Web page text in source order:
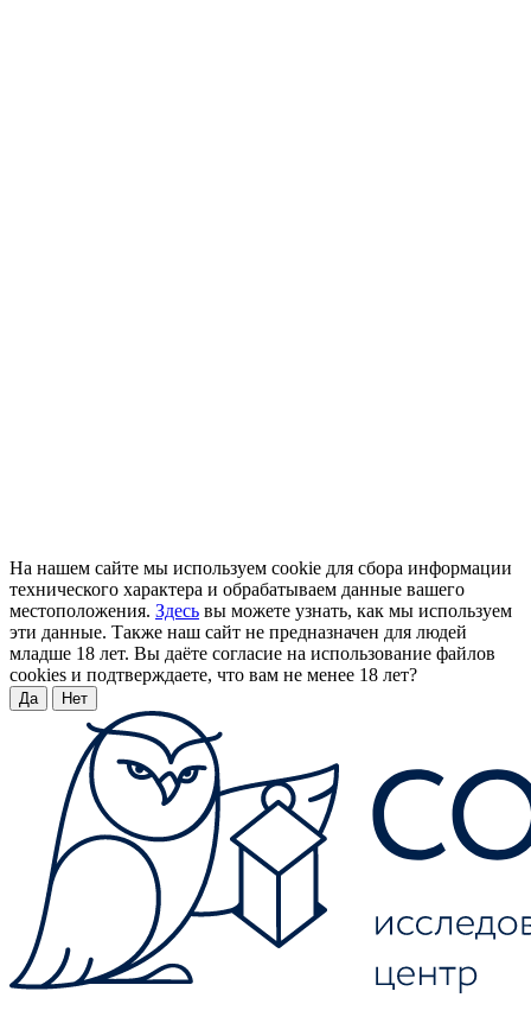
На нашем сайте мы используем cookie для сбора информации
технического характера и обрабатываем данные вашего
местоположения. Здесь вы можете узнать, как мы используем
эти данные. Также наш сайт не предназначен для людей
младше 18 лет. Вы даёте согласие на использование файлов
cookies и подтверждаете, что вам не менее 18 лет?
Да Нет